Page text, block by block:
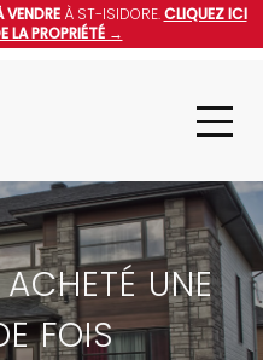
VENDREÀ ST-ISIDORE.CLIQUEZ ICI
LA PROPRIÉTÉ →
UNE
FOIS